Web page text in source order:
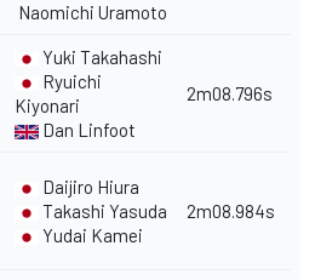
Naomichi Uramoto
Yuki Takahashi
Ryuichi
Kiyonari
Dan Linfoot
2m08.796s
Daijiro Hiura
Takashi Yasuda
Yudai Kamei
2m08.984s